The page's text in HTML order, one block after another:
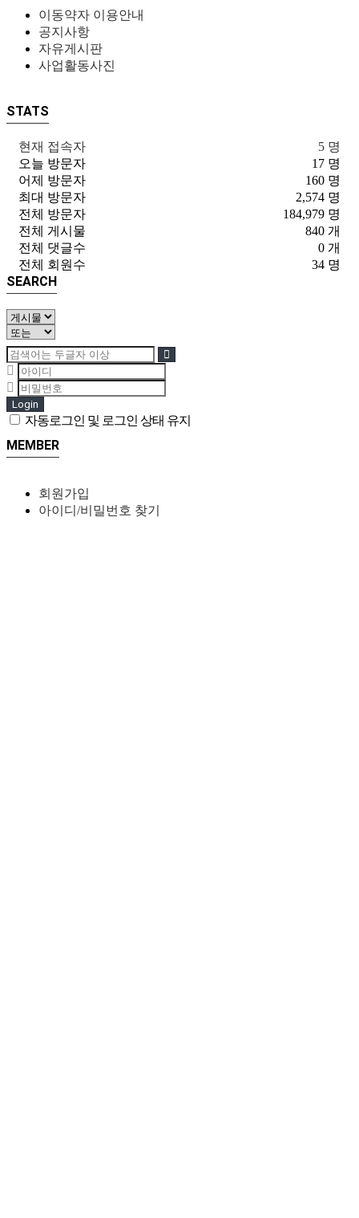
이동약자 이용안내
공지사항
자유게시판
사업활동사진
STATS
5 명
현재 접속자
17 명
오늘 방문자
160 명
어제 방문자
2,574 명
최대 방문자
184,979 명
전체 방문자
840 개
전체 게시물
0 개
전체 댓글수
34 명
전체 회원수
SEARCH
Login
자동로그인 및 로그인 상태 유지
MEMBER
회원가입
아이디/비밀번호 찾기